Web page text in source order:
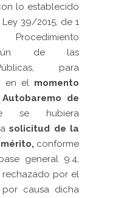
lo establecido
39/2015, de 1
de las
para
, en el momento
de
se hubiera
solicitud de la
conforme
general 9.4,
por el
causa dicha